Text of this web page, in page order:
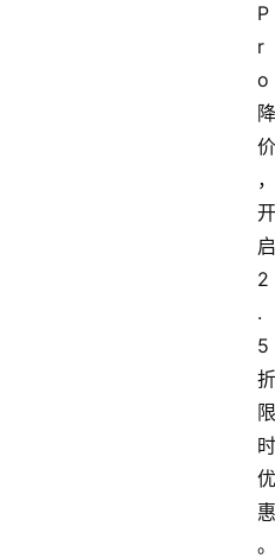
P
r
o
降
价
，
开
启
2
.
5
折
限
时
优
惠
。